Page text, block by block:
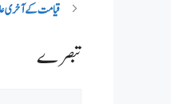
قیامت کے آخری